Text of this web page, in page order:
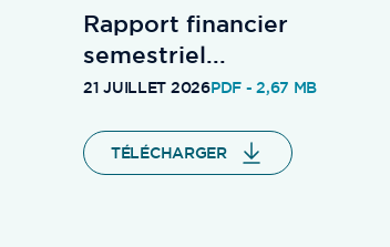
Rapport financier
semestriel...
21 JUILLET 2026PDF - 2,67 MB
TÉLÉCHARGER